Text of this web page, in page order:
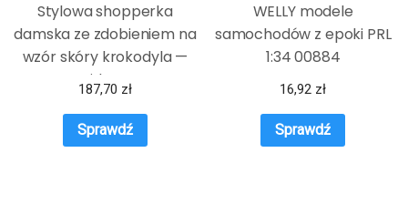
Stylowa shopperka
damska ze zdobieniem na
wzór skóry krokodyla —
David Jones
187,70 zł
Sprawdź
WELLY modele
samochodów z epoki PRL
1:34 00884
16,92 zł
Sprawdź